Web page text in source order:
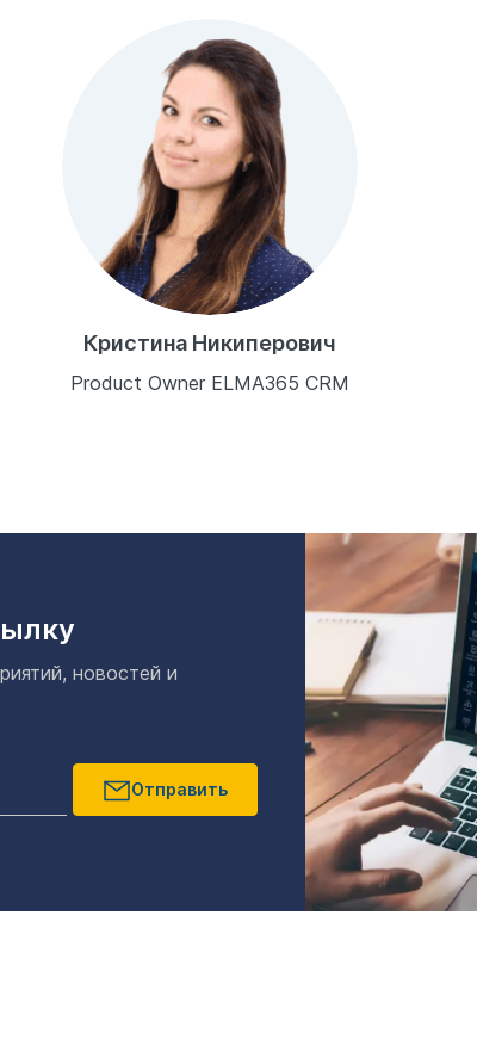
Кристина Никиперович
Product Owner ELMA365 CRM
новостей и
Отправить